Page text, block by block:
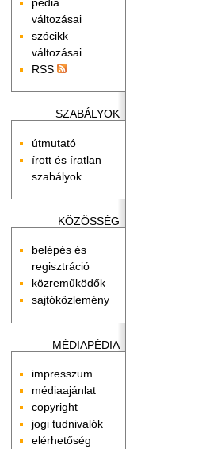
változásai
szócikk
változásai
RSS
SZABÁLYOK
útmutató
írott és íratlan
szabályok
KÖZÖSSÉG
belépés és
regisztráció
közreműködők
sajtóközlemény
MÉDIAPÉDIA
impresszum
médiaajánlat
copyright
jogi tudnivalók
elérhetőség